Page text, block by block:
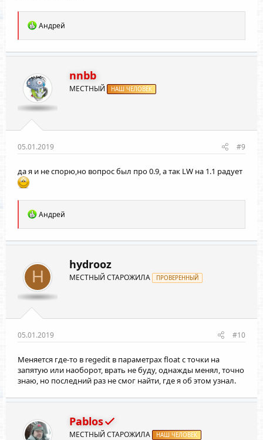
Р
а
к
и
и
:
Андрей
nnbb
МЕСТНЫЙ НАШ ЧЕЛОВЕК
05.01.2019 #9
да я и не спорю,но вопрос был про 0.9, а так LW на 1.1 радует
Р
а
к
и
:
Андрей
H
hydrooz
МЕСТНЫЙ СТАРОЖИЛА ПРОВЕРЕННЫЙ
05.01.2019 #10
Меняется где-то в regedit в параметрах float с точки на
запятую или наоборот, врать не буду, однажды менял, точно
знаю, но последний раз не смог найти, где я об этом узнал.
Pablos
МЕСТНЫЙ СТАРОЖИЛА НАШ ЧЕЛОВЕК